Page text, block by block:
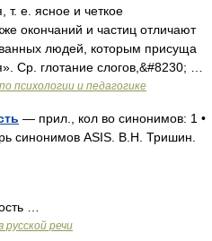
т. е. ясное и четкое
окончаний и частиц отличают
людей, которым присуща
Ср. глотание слогов,&#8230; …
психологии и педагогике
— прил., кол во синонимов: 1 •
синонимов ASIS. В.Н. Тришин.
…
речи